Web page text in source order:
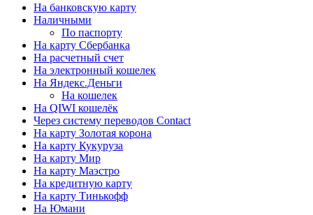
На банковскую карту
Наличными
По паспорту
На карту Сбербанка
На расчетный счет
На электронный кошелек
На Яндекс.Деньги
На кошелек
На QIWI кошелёк
Через систему переводов Contact
На карту Золотая корона
На карту Кукуруза
На карту Мир
На карту Маэстро
На кредитную карту
На карту Тинькофф
На Юмани